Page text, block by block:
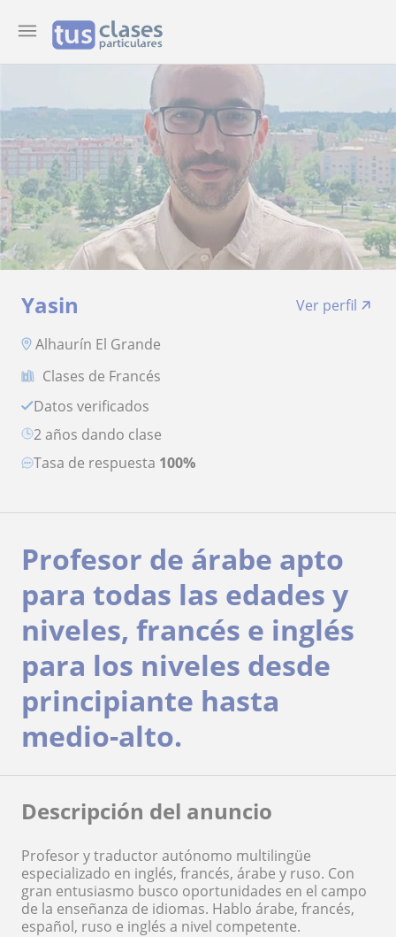
Yasin
Ver perfil
Alhaurín El Grande
Clases de Francés
Datos verificados
2 años dando clase
Tasa de respuesta 100%
Profesor de árabe apto
para todas las edades y
niveles, francés e inglés
para los niveles desde
principiante hasta
medio-alto.
Descripción del anuncio
Profesor y traductor autónomo multilingüe
especializado en inglés, francés, árabe y ruso. Con
gran entusiasmo busco oportunidades en el campo
de la enseñanza de idiomas. Hablo árabe, francés,
español, ruso e inglés a nivel competente.